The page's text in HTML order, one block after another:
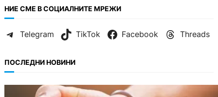
НИЕ СМЕ В СОЦИАЛНИТЕ МРЕЖИ
Telegram TikTok Facebook Threads
ПОСЛЕДНИ НОВИНИ
ОБЩЕСТВО